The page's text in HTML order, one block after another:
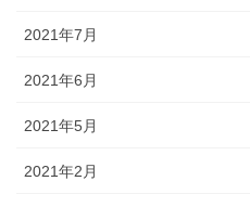
2021年7月
2021年6月
2021年5月
2021年2月